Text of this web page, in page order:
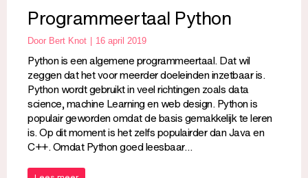
Programmeertaal Python
Door Bert Knot 16 april 2019
Python is een algemene programmeertaal. Dat wil
zeggen dat het voor meerder doeleinden inzetbaar is.
Python wordt gebruikt in veel richtingen zoals data
science, machine Learning en web design. Python is
populair geworden omdat de basis gemakkelijk te leren
is. Op dit moment is het zelfs populairder dan Java en
C++. Omdat Python goed leesbaar…